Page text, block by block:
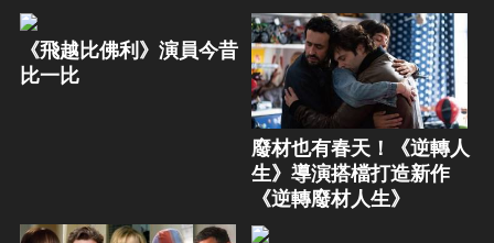
《飛越比佛利》演員今昔
比一比
廢材也有春天！《逆轉人
生》導演搭檔打造新作
《逆轉廢材人生》